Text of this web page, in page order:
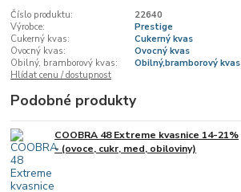
Číslo produktu:
22640
Výrobce:
Prestige
Cukerný kvas:
Cukerný kvas
Ovocný kvas:
Ovocný kvas
Obilný, bramborový kvas:
Obilný,bramborový kvas
Hlídat cenu / dostupnost
Podobné produkty
COOBRA 48 Extreme kvasnice 14-21%
- (ovoce, cukr, med, obiloviny)